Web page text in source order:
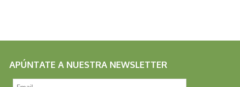
APÚNTATE A NUESTRA NEWSLETTER